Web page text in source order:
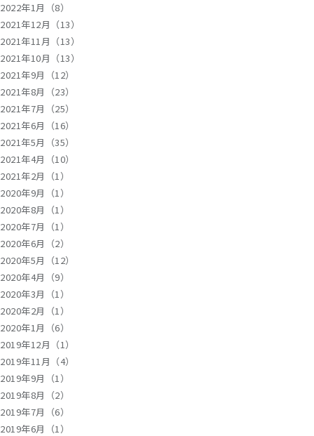
2022年1月（8）
2021年12月（13）
2021年11月（13）
2021年10月（13）
2021年9月（12）
2021年8月（23）
2021年7月（25）
2021年6月（16）
2021年5月（35）
2021年4月（10）
2021年2月（1）
2020年9月（1）
2020年8月（1）
2020年7月（1）
2020年6月（2）
2020年5月（12）
2020年4月（9）
2020年3月（1）
2020年2月（1）
2020年1月（6）
2019年12月（1）
2019年11月（4）
2019年9月（1）
2019年8月（2）
2019年7月（6）
2019年6月（1）